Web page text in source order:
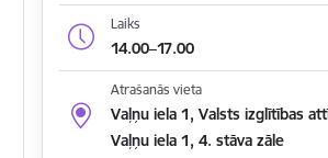
Laiks
14.00–17.00
Atrašanās vieta
Vaļņu iela 1, Valsts izglītības
Vaļņu iela 1, 4. stāva zāle